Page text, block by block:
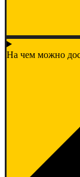
На чем можно